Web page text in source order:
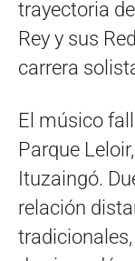
trayectoria
Rey y sus
carrera
El músico
Parque
Ituzaingó.
relación